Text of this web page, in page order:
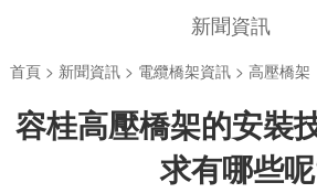
新聞資訊
首頁> 新聞資訊> 電纜橋架資訊> 高壓橋架
容桂高壓橋架的安裝
求有哪些